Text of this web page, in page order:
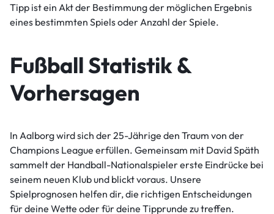
Tipp ist ein Akt der Bestimmung der möglichen Ergebnis
eines bestimmten Spiels oder Anzahl der Spiele.
Fußball Statistik &
Vorhersagen
In Aalborg wird sich der 25-Jährige den Traum von der
Champions League erfüllen. Gemeinsam mit David Späth
sammelt der Handball-Nationalspieler erste Eindrücke bei
seinem neuen Klub und blickt voraus. Unsere
Spielprognosen helfen dir, die richtigen Entscheidungen
für deine Wette oder für deine Tipprunde zu treffen.